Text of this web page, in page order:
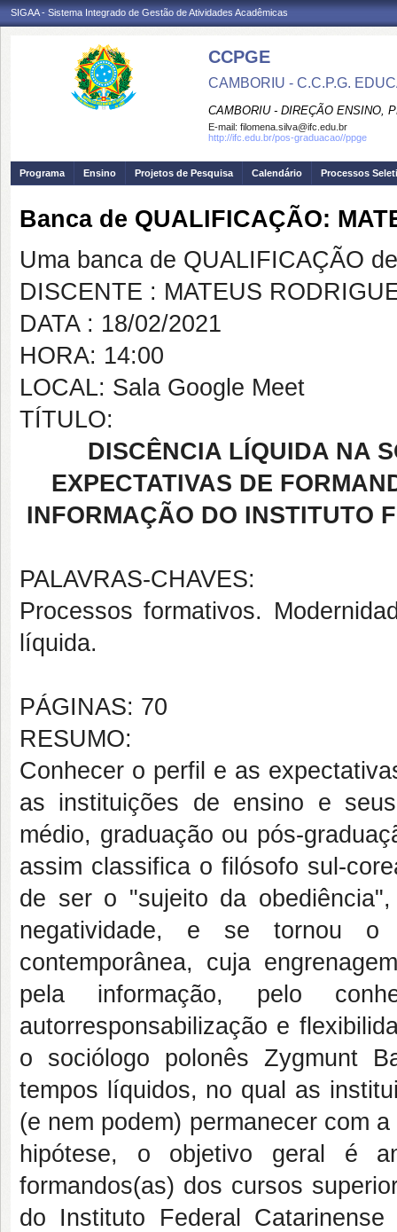
SIGAA - Sistema Integrado de Gestão de Atividades Acadêmicas
CCPGE
CAMBORIU - C.C.P.G.
CAMBORIU - DIREÇÃO ENSINO,
E-mail: filomena.silva@ifc.edu.br
http://ifc.edu.br/pos-graduacao//ppge
Programa Ensino Projetos de Pesquisa Calendário Processos
Banca de QUALIFICAÇÃO:
Uma banca de QUALIFICAÇÃO
DISCENTE : MATEUS
DATA : 18/02/2021
HORA: 14:00
LOCAL: Sala Google Meet
TÍTULO:
DISCÊNCIA LÍQUIDA NA
EXPECTATIVAS DE
INFORMAÇÃO DO INSTITUTO
PALAVRAS-CHAVES:
Processos formativos.
líquida.
PÁGINAS: 70
RESUMO:
Conhecer o perfil e as
as instituições de ensino e
médio, graduação ou pós-
assim classifica o filósofo sul-
de ser o "sujeito da
negatividade, e se tornou o
contemporânea, cuja
pela informação, pelo
autorresponsabilização e
o sociólogo polonês Zygmunt
tempos líquidos, no qual as
(e nem podem) permanecer com
hipótese, o objetivo geral é
formandos(as) dos cursos
do Instituto Federal